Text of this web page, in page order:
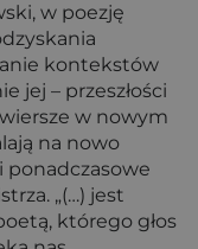
w poezję
kontekstów
jej – przeszłości
w nowym
na nowo
ponadczasowe
„(…) jest
którego głos